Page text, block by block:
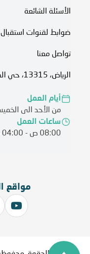
الأسئلة الشائعة
ضوابط لقنوات
تواصل معنا
الرياض، 13315، حي الصحافة شارع العليا 7370 - 7298
أيام العمل
من الأحد الى
ساعات العمل
08:00 ص - 04:00 م
مواقع